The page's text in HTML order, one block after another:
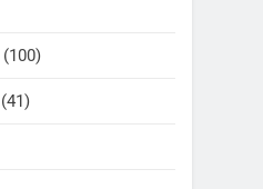
(100)
(41)